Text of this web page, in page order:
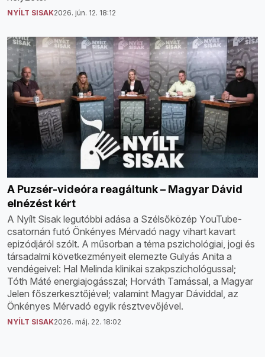
NYÍLT SISAK2026. jún. 12. 18:12
A Puzsér-videóra reagáltunk – Magyar Dávid
elnézést kért
A Nyílt Sisak legutóbbi adása a Szélsőközép YouTube-
csatornán futó Önkényes Mérvadó nagy vihart kavart
epizódjáról szólt. A műsorban a téma pszichológiai, jogi és
társadalmi következményeit elemezte Gulyás Anita a
vendégeivel: Hal Melinda klinikai szakpszichológussal;
Tóth Máté energiajogásszal; Horváth Tamással, a Magyar
Jelen főszerkesztőjével; valamint Magyar Dáviddal, az
Önkényes Mérvadó egyik résztvevőjével.
NYÍLT SISAK2026. máj. 22. 18:02